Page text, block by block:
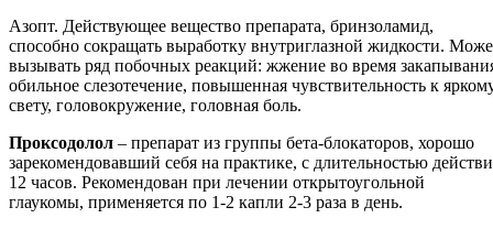
Азопт. Действующее вещество препарата, бринзоламид,
способно сокращать выработку внутриглазной жидкости.
вызывать ряд побочных реакций: жжение во время
обильное слезотечение, повышенная чувствительность к
свету, головокружение, головная боль.
Проксодолол – препарат из группы бета-блокаторов, хорошо
зарекомендовавший себя на практике, с длительностью
12 часов. Рекомендован при лечении открытоугольной
глаукомы, применяется по 1-2 капли 2-3 раза в день.